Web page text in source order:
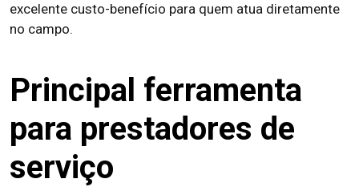
excelente custo-benefício para quem atua diretamente
no campo.
Principal ferramenta
para prestadores de
serviço